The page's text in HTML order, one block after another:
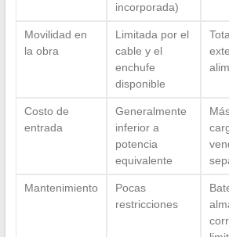
incorporada)
Movilidad en
la obra
Limitada por el
cable y el
enchufe
disponible
Costo de
entrada
Generalmente
inferior a
potencia
equivalente
Mantenimiento
Pocas
restricciones